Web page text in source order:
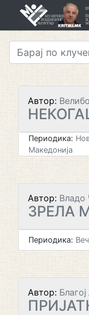
Автор:
Периодика:
Македонија
Автор: Владо
ЗРЕЛА
Периодика:
Автор: